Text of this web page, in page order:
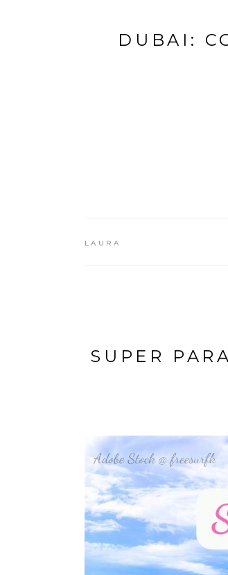
DUBAI:
LAURA
SUPER